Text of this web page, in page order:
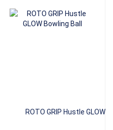
ROTO GRIP Hustle GLOW